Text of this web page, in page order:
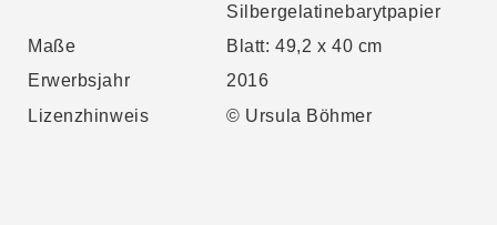
Silbergelatinebarytpapier
Maße
Blatt: 49,2 x 40 cm
Erwerbsjahr
2016
Lizenzhinweis
© Ursula Böhmer